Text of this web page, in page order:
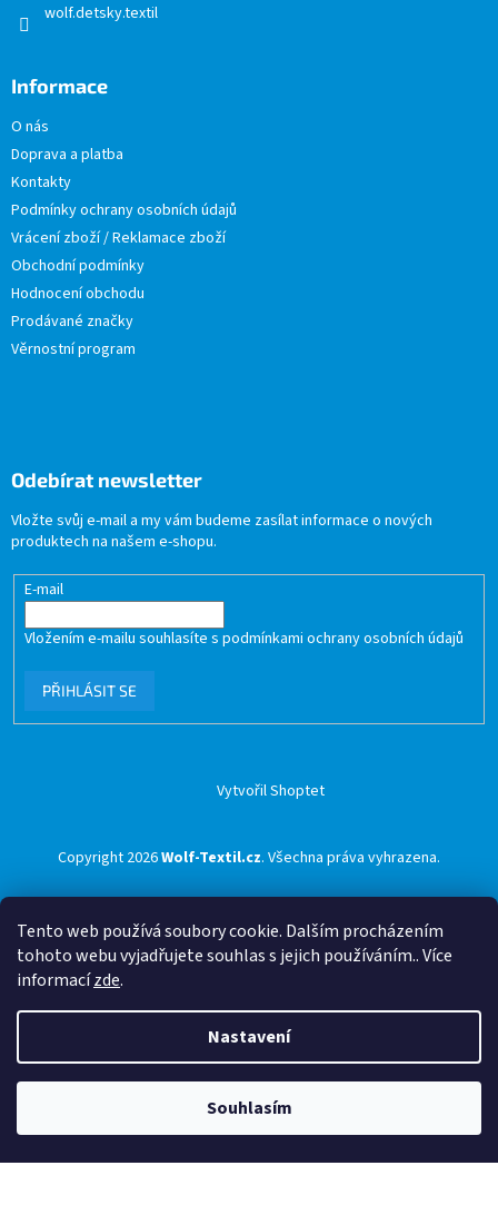
Tento web používá soubory cookie. Dalším procházením
tohoto webu vyjadřujete souhlas s jejich používáním.. Více
informacízde.
Nastavení
Souhlasím
wolf.detsky.textil
Informace
O nás
Doprava a platba
Kontakty
Podmínky ochrany osobních údajů
Vrácení zboží / Reklamace zboží
Obchodní podmínky
Hodnocení obchodu
Prodávané značky
Věrnostní program
Odebírat newsletter
Vložte svůj e-mail a my vám budeme zasílat informace o nových
produktech na našem e-shopu.
E-mail
Vložením e-mailu souhlasíte s podmínkami ochrany osobních údajů
PŘIHLÁSIT SE
Vytvořil Shoptet
Copyright 2026Wolf-Textil.cz. Všechna práva vyhrazena.